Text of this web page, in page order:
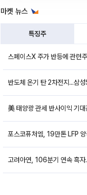
마켓 뉴스
특징주